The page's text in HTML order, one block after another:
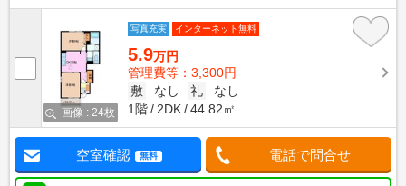
画像 : 24枚
写真充実 インターネット無料
5.9万円
管理費等：3,300円
敷
なし 礼
なし
1階
2DK 44.82㎡
空室確認 無料 電話で問合せ